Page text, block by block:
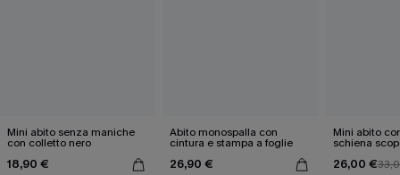
Mini abito senza maniche
con colletto nero
18,90 €
Abito monospalla con
cintura e stampa a foglie
26,90 €
Mini abito
schiena
26,00 €